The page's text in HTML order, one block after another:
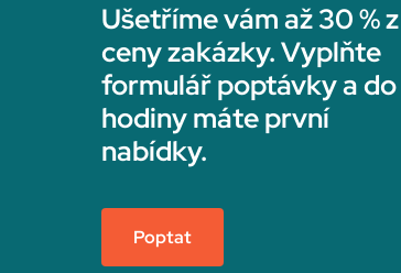
Ušetříme vám až 30 % z
ceny zakázky. Vyplňte
formulář poptávky a do
hodiny máte první
nabídky.
Poptat